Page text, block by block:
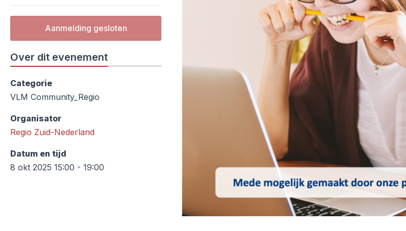
Aanmelding gesloten
Over dit evenement
Categorie
VLM Community_Regio
Organisator
Regio Zuid-Nederland
Datum en tijd
8 okt 2025 15:00 - 19:00